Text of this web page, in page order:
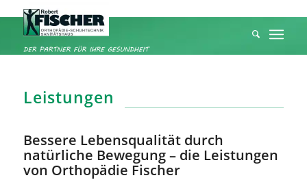
Leistungen
Bessere Lebensqualität durch
natürliche Bewegung ­– die Leistungen
von Orthopädie Fischer